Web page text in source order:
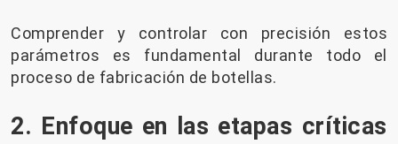
Comprender y controlar con precisión estos
parámetros es fundamental durante todo el
proceso de fabricación de botellas.
2. Enfoque en las etapas críticas